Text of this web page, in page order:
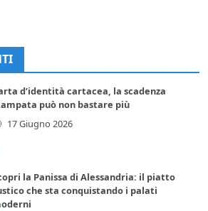
d’identità cartacea, la scadenza
può non bastare più
17 Giugno 2026
la Panissa di Alessandria: il piatto
che sta conquistando i palati